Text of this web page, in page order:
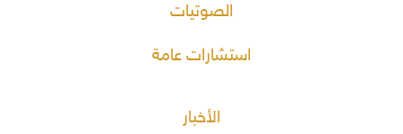
الصوتيات
استشارات عامة
الأخبار